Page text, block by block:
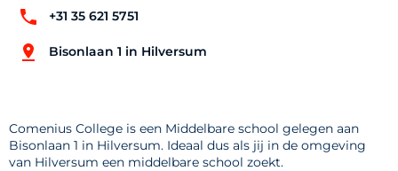
+31 35 621 5751
Bisonlaan 1 in Hilversum
Comenius College is een Middelbare school gelegen aan
Bisonlaan 1 in Hilversum. Ideaal dus als jij in de omgeving
van Hilversum een middelbare school zoekt.